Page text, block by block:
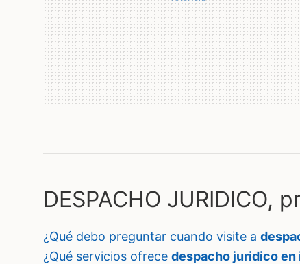
DESPACHO JURIDICO,
¿qué debo preguntar cuando visite a
¿qué servicios ofrece despacho juridico en